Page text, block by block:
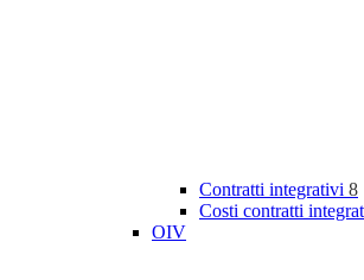
Contratti integrativi 8
Costi contratti
OIV